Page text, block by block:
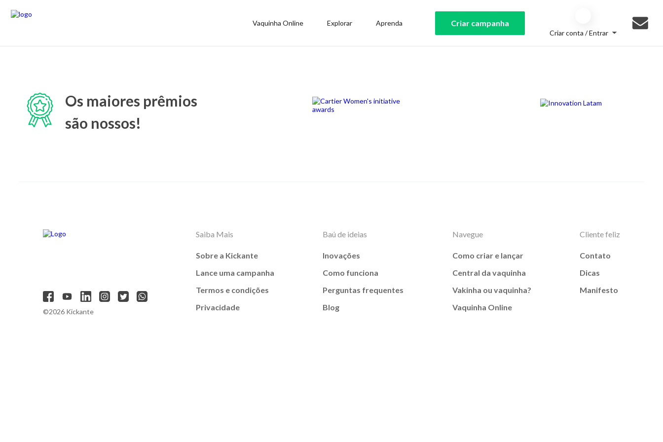
Vaquinha Online Explorar Aprenda Criar campanha
Criar conta / Entrar
Os maiores prêmios
são nossos!
©2026 Kickante
Saiba Mais
Sobre a Kickante
Lance uma campanha
Termos e condições
Privacidade
Baú de ideias
Inovações
Como funciona
Perguntas frequentes
Blog
Navegue
Como criar e lançar
Central da vaquinha
Vakinha ou vaquinha?
Vaquinha Online
Cliente feliz
Contato
Dicas
Manifesto